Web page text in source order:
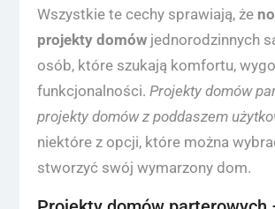
Wszystkie te cechy sprawiają, że
projekty domówjednorodzinnych
osób, które szukają komfortu,
funkcjonalności. Projekty domów
projekty domów z poddaszem
niektóre z opcji, które można
stworzyć swój wymarzony dom.